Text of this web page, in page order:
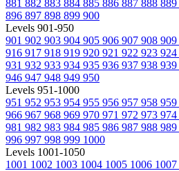
881 882 883 884 885 886 887 888 889
896 897 898 899 900
Levels 901-950
901 902 903 904 905 906 907 908 909
916 917 918 919 920 921 922 923 924
931 932 933 934 935 936 937 938 939
946 947 948 949 950
Levels 951-1000
951 952 953 954 955 956 957 958 959
966 967 968 969 970 971 972 973 974
981 982 983 984 985 986 987 988 989
996 997 998 999 1000
Levels 1001-1050
1001 1002 1003 1004 1005 1006 1007